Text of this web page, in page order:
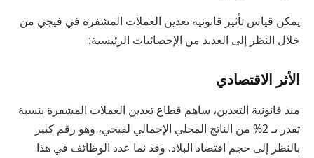
يمكن قياس تأثير قانونية تعدين العملات المشفرة في فيجي من
خلال النظر إلى العديد من الإحصائيات الرئيسية:
الأثر الاقتصادي
منذ قانونية التعدين، ساهم قطاع تعدين العملات المشفرة بنسبة
تقدر بـ 2% من الناتج المحلي الإجمالي لفيجي، وهو رقم كبير
بالنظر إلى حجم اقتصاد البلاد. وقد نما عدد الوظائف في هذا